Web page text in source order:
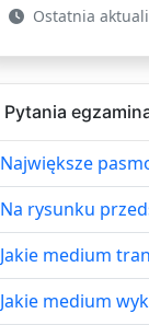
Ostatnia
Pytania
Największe
Na rysunku
Jakie medium
Jakie medium